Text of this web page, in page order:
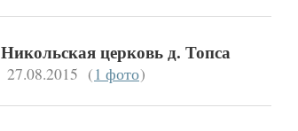
Никольская церковь д. Топса
27.08.2015 (1 фото)